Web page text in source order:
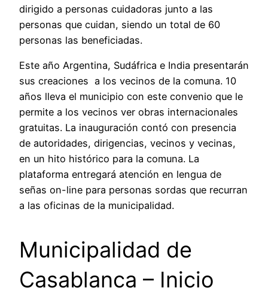
dirigido a personas cuidadoras junto a las
personas que cuidan, siendo un total de 60
personas las beneficiadas.
Este año Argentina, Sudáfrica e India presentarán
sus creaciones a los vecinos de la comuna. 10
años lleva el municipio con este convenio que le
permite a los vecinos ver obras internacionales
gratuitas. La inauguración contó con presencia
de autoridades, dirigencias, vecinos y vecinas,
en un hito histórico para la comuna. La
plataforma entregará atención en lengua de
señas on-line para personas sordas que recurran
a las oficinas de la municipalidad.
Municipalidad de
Casablanca – Inicio